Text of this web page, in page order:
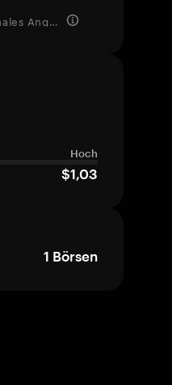
Maximales Angebot
Hoch
$1,03
1 Börsen